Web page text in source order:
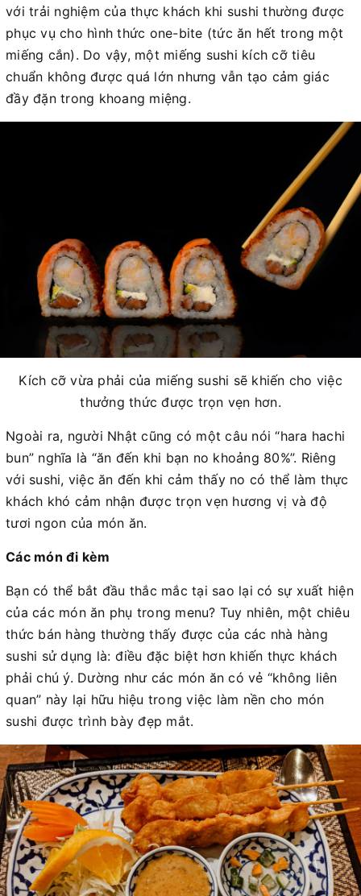
với trải nghiệm của thực khách khi sushi thường được
phục vụ cho hình thức one-bite (tức ăn hết trong một
miếng cắn). Do vậy, một miếng sushi kích cỡ tiêu
chuẩn không được quá lớn nhưng vẫn tạo cảm giác
đầy đặn trong khoang miệng.
Kích cỡ vừa phải của miếng sushi sẽ khiến cho việc
thưởng thức được trọn vẹn hơn.
Ngoài ra, người Nhật cũng có một câu nói “hara hachi
bun” nghĩa là “ăn đến khi bạn no khoảng 80%”. Riêng
với sushi, việc ăn đến khi cảm thấy no có thể làm thực
khách khó cảm nhận được trọn vẹn hương vị và độ
tươi ngon của món ăn.
Các món đi kèm
Bạn có thể bắt đầu thắc mắc tại sao lại có sự xuất hiện
của các món ăn phụ trong menu? Tuy nhiên, một chiêu
thức bán hàng thường thấy được của các nhà hàng
sushi sử dụng là: điều đặc biệt hơn khiến thực khách
phải chú ý. Dường như các món ăn có vẻ “không liên
quan” này lại hữu hiệu trong việc làm nền cho món
sushi được trình bày đẹp mắt.